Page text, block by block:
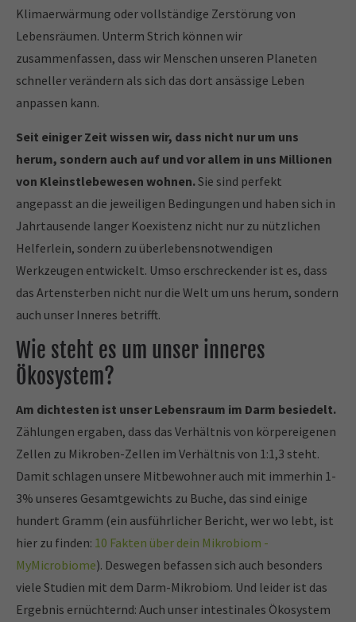
Klimaerwärmung oder vollständige Zerstörung von
Lebensräumen. Unterm Strich können wir
zusammenfassen, dass wir Menschen unseren Planeten
schneller verändern als sich das dort ansässige Leben
anpassen kann.
Seit einiger Zeit wissen wir, dass nicht nur um uns
herum, sondern auch auf und vor allem in uns Millionen
von Kleinstlebewesen wohnen.Sie sind perfekt
angepasst an die jeweiligen Bedingungen und haben sich in
Jahrtausende langer Koexistenz nicht nur zu nützlichen
Helferlein, sondern zu überlebensnotwendigen
Werkzeugen entwickelt. Umso erschreckender ist es, dass
das Artensterben nicht nur die Welt um uns herum, sondern
auch unser Inneres betrifft.
Wie steht es um unser inneres
Ökosystem?
Am dichtesten ist unser Lebensraum im Darm besiedelt.
Zählungen ergaben, dass das Verhältnis von körpereigenen
Zellen zu Mikroben-Zellen im Verhältnis von 1:1,3 steht.
Damit schlagen unsere Mitbewohner auch mit immerhin 1-
3% unseres Gesamtgewichts zu Buche, das sind einige
hundert Gramm (ein ausführlicher Bericht, wer wo lebt, ist
hier zu finden: 10 Fakten über dein Mikrobiom -
MyMicrobiome). Deswegen befassen sich auch besonders
viele Studien mit dem Darm-Mikrobiom. Und leider ist das
Ergebnis ernüchternd: Auch unser intestinales Ökosystem